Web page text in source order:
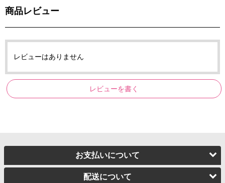
商品レビュー
レビューはありません
レビューを書く
お支払いについて
配送について